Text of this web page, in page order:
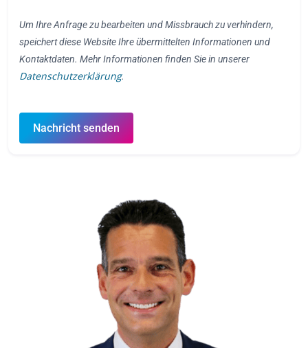
Um Ihre Anfrage zu bearbeiten und Missbrauch zu verhindern,
speichert diese Website Ihre übermittelten Informationen und
Kontaktdaten. Mehr Informationen finden Sie in unserer
Datenschutzerklärung.
Nachricht senden